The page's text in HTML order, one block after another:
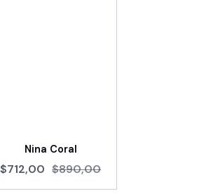
Nina Coral
$712,00 $890,00